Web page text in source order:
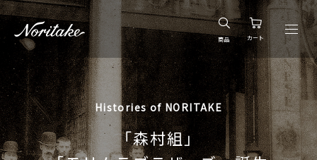
商品 カート
Histories of NORITAKE
「森村組」